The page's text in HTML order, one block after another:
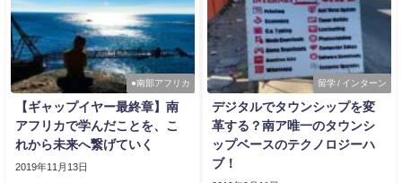
●南部アフリカ
【ギャップイヤー最終章】南
アフリカで学んだことを、こ
れから未来へ繋げていく
2019年11月13日
留学 / インターン
デジタルでタウンシップを変
革する？南ア唯一のタウンシ
ップベースのテクノロジーハ
ブ！